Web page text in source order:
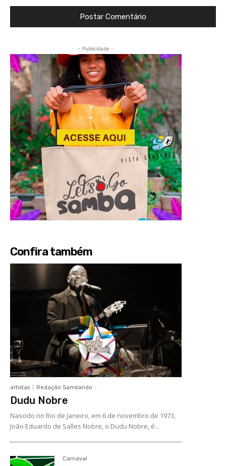
- Publicidade -
Confira também
artistas Redação Sambando -
Dudu Nobre
Nascido no Rio de Janeiro, em 6 de novembro de 1973,
João Eduardo de Salles Nobre, o Dudu Nobre, é...
Carnaval